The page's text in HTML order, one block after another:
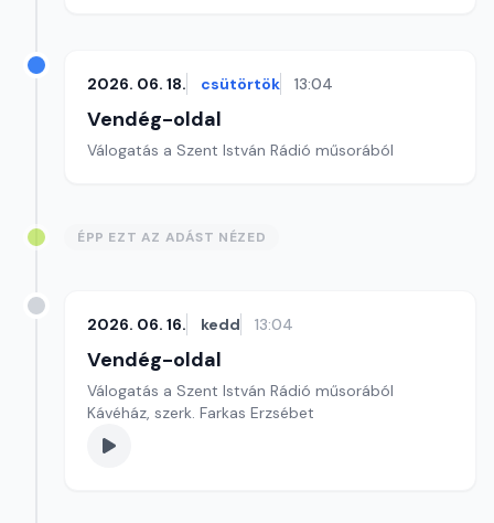
2026. 06. 18. csütörtök 13:04
Vendég-oldal
Válogatás a Szent István Rádió műsorából
ÉPP EZT AZ ADÁST NÉZED
2026. 06. 16. kedd 13:04
Vendég-oldal
Válogatás a Szent István Rádió műsorából
Kávéház, szerk. Farkas Erzsébet